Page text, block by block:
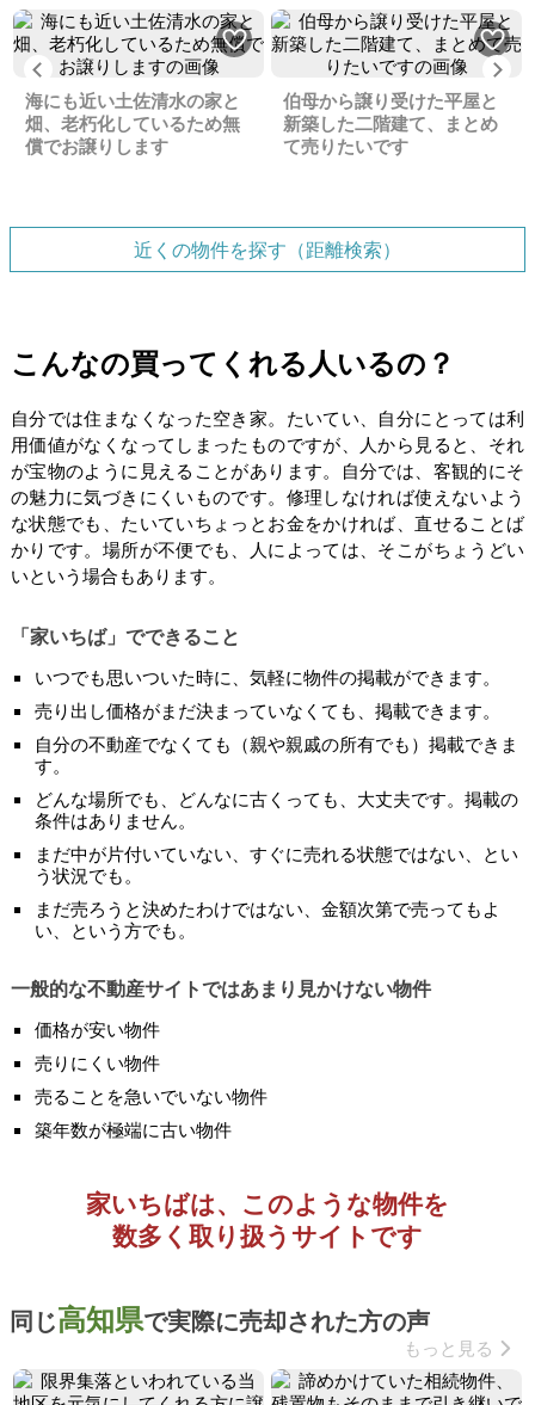
Previous
海にも近い土佐清水の家と
畑、老朽化しているため無
償でお譲りします
伯母から譲り受けた平屋と
新築した二階建て、まとめ
て売りたいです
近くの物件を探す（距離検索）
こんなの買ってくれる人いるの？
自分では住まなくなった空き家。たいてい、自分にとっては利
用価値がなくなってしまったものですが、人から見ると、それ
が宝物のように見えることがあります。自分では、客観的にそ
の魅力に気づきにくいものです。修理しなければ使えないよう
な状態でも、たいていちょっとお金をかければ、直せることば
かりです。場所が不便でも、人によっては、そこがちょうどい
いという場合もあります。
「家いちば」でできること
いつでも思いついた時に、気軽に物件の掲載ができます。
売り出し価格がまだ決まっていなくても、掲載できます。
自分の不動産でなくても（親や親戚の所有でも）掲載できま
す。
どんな場所でも、どんなに古くっても、大丈夫です。掲載の
条件はありません。
まだ中が片付いていない、すぐに売れる状態ではない、とい
う状況でも。
まだ売ろうと決めたわけではない、金額次第で売ってもよ
い、という方でも。
一般的な不動産サイトではあまり見かけない物件
価格が安い物件
売りにくい物件
売ることを急いでいない物件
築年数が極端に古い物件
家いちばは、このような物件を
数多く取り扱うサイトです
同じ高知県で実際に売却された方の声
もっと見る